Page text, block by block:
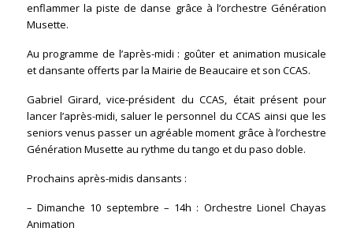
enflammer la piste de danse grâce à l’orchestre Génération
Musette.
Au programme de l’après-midi : goûter et animation musicale
et dansante offerts par la Mairie de Beaucaire et son CCAS.
Gabriel Girard, vice-président du CCAS, était présent pour
lancer l’après-midi, saluer le personnel du CCAS ainsi que les
seniors venus passer un agréable moment grâce à l’orchestre
Génération Musette au rythme du tango et du paso doble.
Prochains après-midis dansants :
– Dimanche 10 septembre – 14h : Orchestre Lionel Chayas
Animation